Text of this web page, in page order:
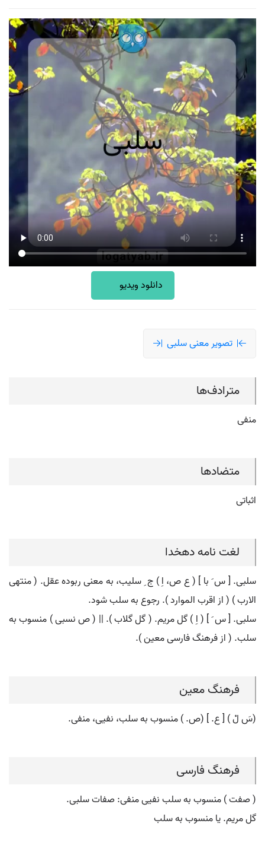
دانلود ویدیو
تصویر معنی سلبی
مترادف‌ها
منفی
متضادها
اثباتی
لغت نامه دهخدا
سلبی. [ س َ با ] ( ع ص، اِ ) ج ِ سلیب، به معنی ربوده عقل. ( منتهی
الارب ) ( از اقرب الموارد ). رجوع به سلب شود.
سلبی. [ س َ ] ( اِ ) گل مریم. ( گل گلاب ). || ( ص نسبی ) منسوب به
سلب. ( از فرهنگ فارسی معین ).
فرهنگ معین
(سَ لْ ) [ ع. ] (ص. ) منسوب به سلب، نفیی، منفی.
فرهنگ فارسی
( صفت ) منسوب به سلب نفیی منفی: صفات سلبی.
گل مریم. یا منسوب به سلب